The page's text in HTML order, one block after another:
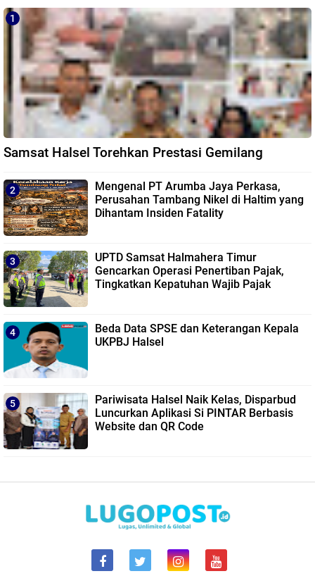
Samsat Halsel Torehkan Prestasi Gemilang
Mengenal PT Arumba Jaya Perkasa,
Perusahan Tambang Nikel di Haltim yang
Dihantam Insiden Fatality
UPTD Samsat Halmahera Timur
Gencarkan Operasi Penertiban Pajak,
Tingkatkan Kepatuhan Wajib Pajak
Beda Data SPSE dan Keterangan Kepala
UKPBJ Halsel
Pariwisata Halsel Naik Kelas, Disparbud
Luncurkan Aplikasi Si PINTAR Berbasis
Website dan QR Code